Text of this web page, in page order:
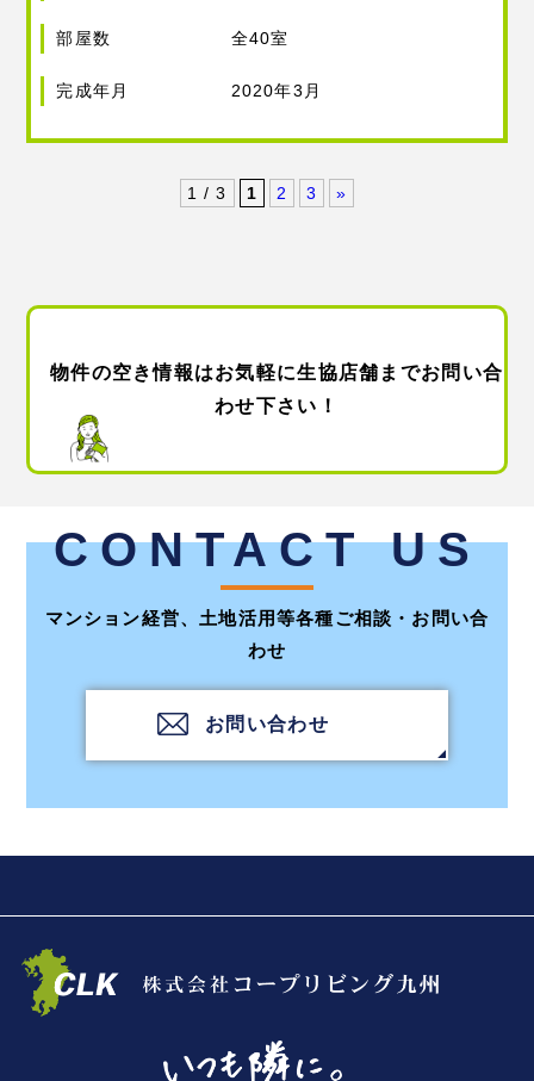
部屋数 全40室
完成年月 2020年3月
1 / 3 1 2 3 »
物件の空き情報はお気軽に生協店舗までお問い合
わせ下さい！
CONTACT US
マンション経営、土地活用等各種ご相談・お問い合
わせ
お問い合わせ